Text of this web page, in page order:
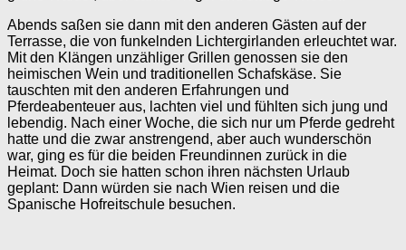
Abends saßen sie dann mit den anderen Gästen auf der
Terrasse, die von funkelnden Lichtergirlanden erleuchtet war.
Mit den Klängen unzähliger Grillen genossen sie den
heimischen Wein und traditionellen Schafskäse. Sie
tauschten mit den anderen Erfahrungen und
Pferdeabenteuer aus, lachten viel und fühlten sich jung und
lebendig. Nach einer Woche, die sich nur um Pferde gedreht
hatte und die zwar anstrengend, aber auch wunderschön
war, ging es für die beiden Freundinnen zurück in die
Heimat. Doch sie hatten schon ihren nächsten Urlaub
geplant: Dann würden sie nach Wien reisen und die
Spanische Hofreitschule besuchen.